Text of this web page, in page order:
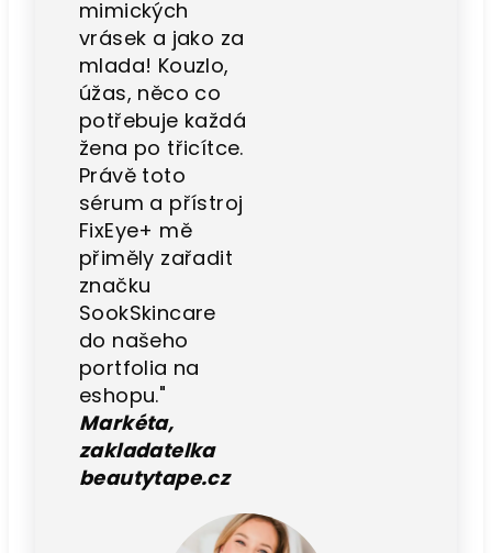
mimických
vrásek a jako za
mlada! Kouzlo,
úžas, něco co
potřebuje každá
žena po třicítce.
Právě toto
sérum a přístroj
FixEye+ mě
přiměly zařadit
značku
SookSkincare
do našeho
portfolia na
eshopu."
Markéta,
zakladatelka
beautytape.cz